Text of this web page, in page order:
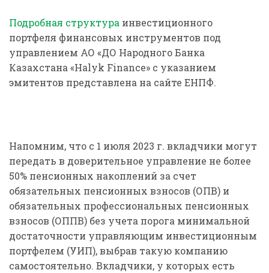
Подробная структура инвестиционного
портфеля финансовых инструментов под
управлением АО «ДО Народного Банка
Казахстана «Halyk Finance» с указанием
эмитентов представлена на сайте ЕНПФ.
Напомним, что с 1 июля 2023 г. вкладчики могут
передать в доверительное управление не более
50% пенсионных накоплений за счет
обязательных пенсионных взносов (ОПВ) и
обязательных профессиональных пенсионных
взносов (ОППВ) без учета порога минимальной
достаточности управляющим инвестиционным
портфелем (УИП), выбрав такую компанию
самостоятельно. Вкладчики, у которых есть